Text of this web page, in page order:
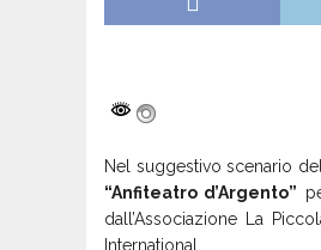
Nel suggestivo scenario
“Anfiteatro d’Argento”
dall’Associazione La
International.